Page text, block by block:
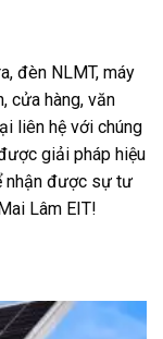
đèn NLMT, máy
cửa hàng, văn
liên hệ với chúng
giải pháp hiệu
nhận được sự tư
Lâm EIT!